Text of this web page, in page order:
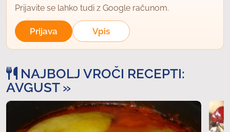
Prijavite se lahko tudi z Google računom.
Prijava Vpis
NAJBOLJ VROČI RECEPTI:
AVGUST